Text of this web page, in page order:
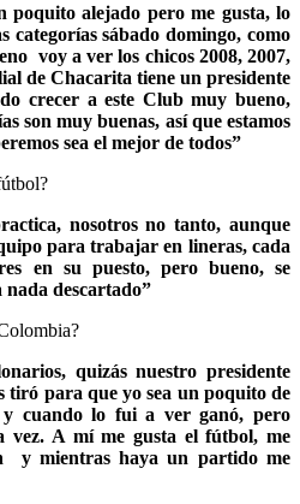
alejado pero me gusta, lo
categorías sábado domingo, como
voy a ver los chicos 2008, 2007,
de Chacarita tiene un presidente
crecer a este Club muy bueno,
son muy buenas, así que estamos
sea el mejor de todos”
nosotros no tanto, aunque
para trabajar en lineras, cada
en su puesto, pero bueno, se
nada descartado”
quizás nuestro presidente
tiró para que yo sea un poquito de
cuando lo fui a ver ganó, pero
vez. A mí me gusta el fútbol, me
y mientras haya un partido me